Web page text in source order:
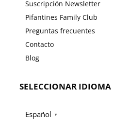
Suscripción Newsletter
Pifantines Family Club
Preguntas frecuentes
Contacto
Blog
SELECCIONAR IDIOMA
Español ▼